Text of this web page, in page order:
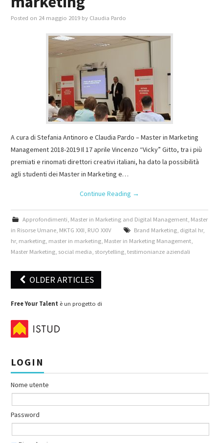
Posted on 24 maggio 2019 by Claudia Pardo
A cura di Stefania Antinoro e Claudia Pardo – Master in Marketing
Management 2018-2019 Il 17 aprile Vincenzo “Vicky” Gitto, tra i più
premiati e rinomati direttori creativi italiani, ha dato la possibilità
agli studenti dei Master in Marketing e…
Continue Reading →
Approfondimenti Master in Marketing and Digital Management, Master
in Risorse Umane MKTG XXII RUO XXIV Brand Marketing, digital hr,
hr, marketing master in marketing Master in Marketing Management
Master Marketing social media storytelling ,testimonianze aziendali
Post navigation
OLDER ARTICLES
Free Your Talent è un progetto di
LOGIN
Nome utente
Password